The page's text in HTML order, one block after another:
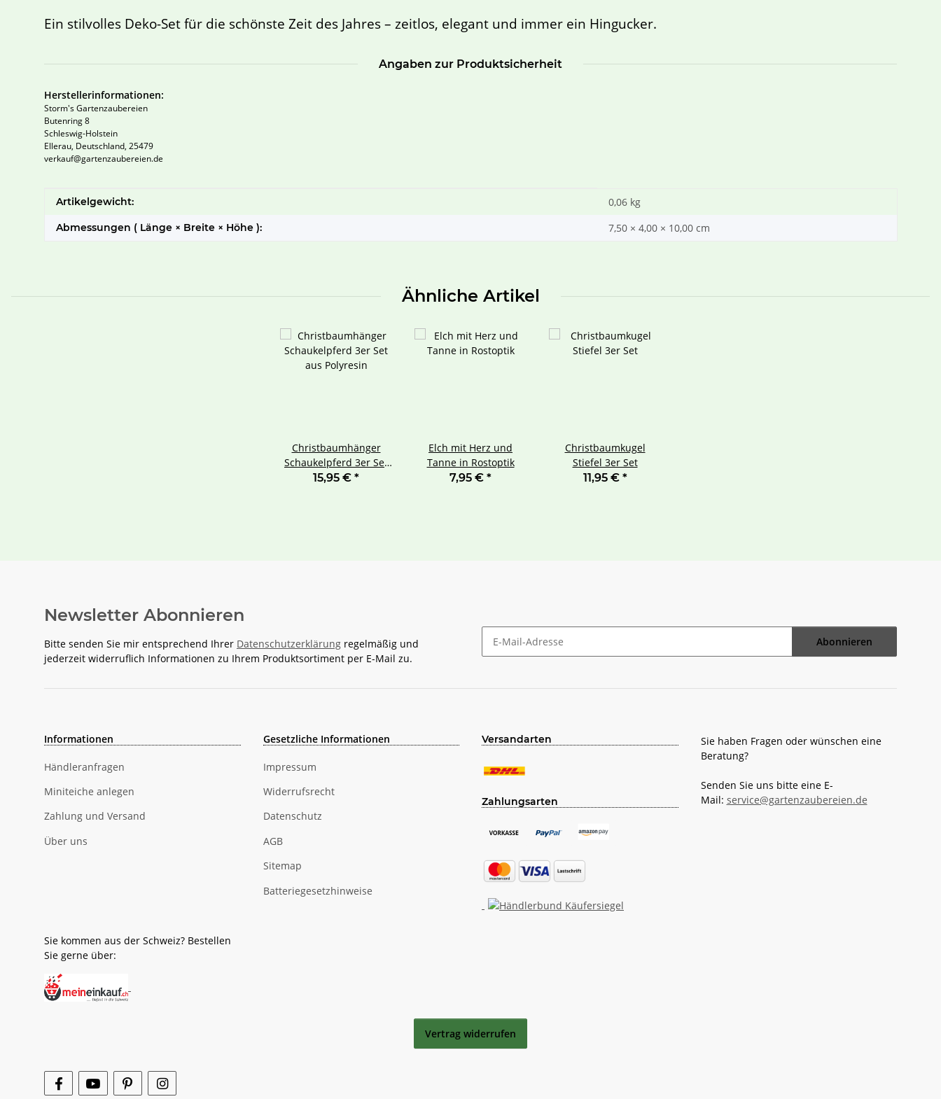
Ein stilvolles Deko-Set für die schönste Zeit des Jahres – zeitlos, elegant und immer ein Hingucker.
Angaben zur Produktsicherheit
Herstellerinformationen:
Storm's Gartenzaubereien
Butenring 8
Schleswig-Holstein
Ellerau, Deutschland, 25479
verkauf@gartenzaubereien.de
Produkteigenschaft
Wert
Artikelgewicht: 0,06 kg
Abmessungen ( Länge × Breite × Höhe ): 7,50 × 4,00 × 10,00 cm
Ähnliche Artikel
Christbaumhänger
Schaukelpferd 3er Set
aus Polyresin
15,95 € *
Elch mit Herz und
Tanne in Rostoptik
7,95 € *
Christbaumkugel
Stiefel 3er Set
11,95 € *
Newsletter Abonnieren
Bitte senden Sie mir entsprechend Ihrer Datenschutzerklärung regelmäßig und
jederzeit widerruflich Informationen zu Ihrem Produktsortiment per E-Mail zu.
Abonnieren
Informationen
Händleranfragen
Miniteiche anlegen
Zahlung und Versand
Über uns
Gesetzliche Informationen
Impressum
Widerrufsrecht
Datenschutz
AGB
Sitemap
Batteriegesetzhinweise
Versandarten
Zahlungsarten
Sie haben Fragen oder wünschen eine
Beratung?
Senden Sie uns bitte eine E-
Mail: service@gartenzaubereien.de
Sie kommen aus der Schweiz? Bestellen
Sie gerne über:
Vertrag widerrufen